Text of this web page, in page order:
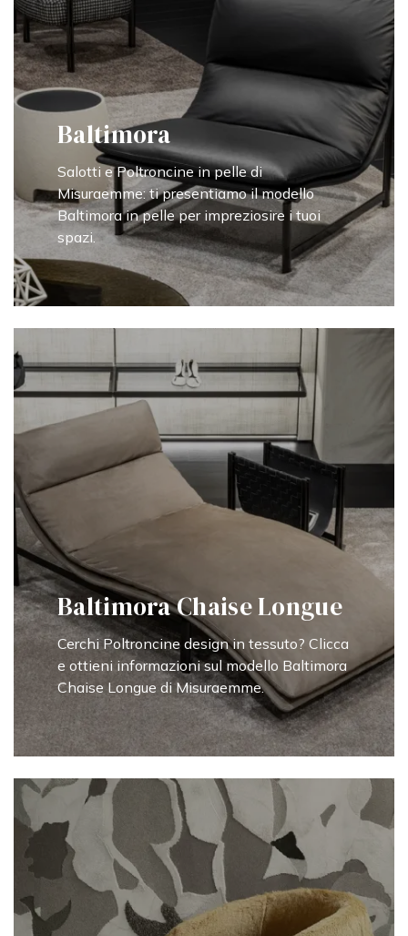
Baltimora
Salotti e Poltroncine in pelle di
Misuraemme: ti presentiamo il modello
Baltimora in pelle per impreziosire i tuoi
spazi.
Baltimora Chaise Longue
Cerchi Poltroncine design in tessuto? Clicca
e ottieni informazioni sul modello Baltimora
Chaise Longue di Misuraemme.